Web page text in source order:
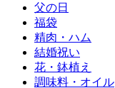
父の日
福袋
精肉・ハム
結婚祝い
花・鉢植え
調味料・オイル